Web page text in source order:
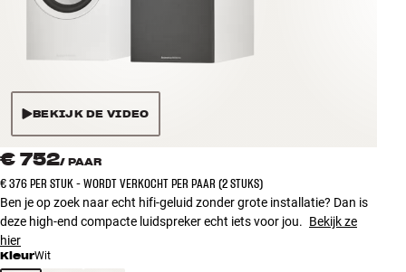
Accessoires
INSPIRATIE
MERKEN
NIEUW
AANBIEDINGEN
Klantenservice
BEKIJK DE VIDEO
€ 752/ PAAR
€ 376 PER STUK - WORDT VERKOCHT PER PAAR (2 STUKS)
Ben je op zoek naar echt hifi-geluid zonder grote installatie? Dan is
deze high-end compacte luidspreker echt iets voor jou. Bekijk ze
hier
KleurWit